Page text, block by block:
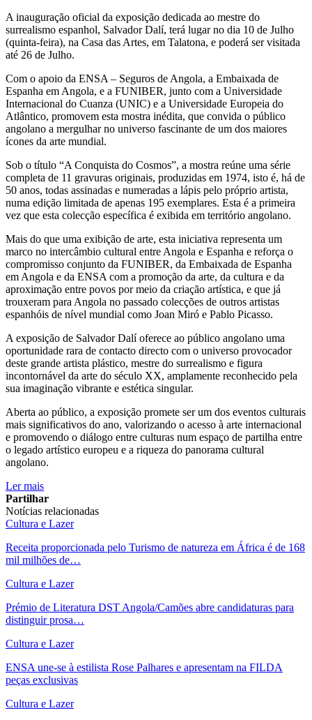
A inauguração oficial da exposição dedicada ao mestre do
surrealismo espanhol, Salvador Dalí, terá lugar no dia 10 de Julho
(quinta-feira), na Casa das Artes, em Talatona, e poderá ser visitada
até 26 de Julho.
Com o apoio da ENSA – Seguros de Angola, a Embaixada de
Espanha em Angola, e a FUNIBER, junto com a Universidade
Internacional do Cuanza (UNIC) e a Universidade Europeia do
Atlântico, promovem esta mostra inédita, que convida o público
angolano a mergulhar no universo fascinante de um dos maiores
ícones da arte mundial.
Sob o título “A Conquista do Cosmos”, a mostra reúne uma série
completa de 11 gravuras originais, produzidas em 1974, isto é, há de
50 anos, todas assinadas e numeradas a lápis pelo próprio artista,
numa edição limitada de apenas 195 exemplares. Esta é a primeira
vez que esta colecção específica é exibida em território angolano.
Mais do que uma exibição de arte, esta iniciativa representa um
marco no intercâmbio cultural entre Angola e Espanha e reforça o
compromisso conjunto da FUNIBER, da Embaixada de Espanha
em Angola e da ENSA com a promoção da arte, da cultura e da
aproximação entre povos por meio da criação artística, e que já
trouxeram para Angola no passado colecções de outros artistas
espanhóis de nível mundial como Joan Miró e Pablo Picasso.
A exposição de Salvador Dalí oferece ao público angolano uma
oportunidade rara de contacto directo com o universo provocador
deste grande artista plástico, mestre do surrealismo e figura
incontornável da arte do século XX, amplamente reconhecido pela
sua imaginação vibrante e estética singular.
Aberta ao público, a exposição promete ser um dos eventos culturais
mais significativos do ano, valorizando o acesso à arte internacional
e promovendo o diálogo entre culturas num espaço de partilha entre
o legado artístico europeu e a riqueza do panorama cultural
angolano.
Ler mais
Partilhar
Notícias relacionadas
Cultura e Lazer
Receita proporcionada pelo Turismo de natureza em África é de 168
mil milhões de…
Cultura e Lazer
Prémio de Literatura DST Angola/Camões abre candidaturas para
distinguir prosa…
Cultura e Lazer
ENSA une-se à estilista Rose Palhares e apresentam na FILDA
peças exclusivas
Cultura e Lazer